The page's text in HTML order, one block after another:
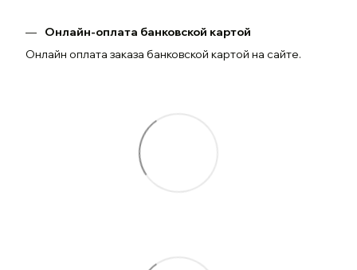
Онлайн-оплата банковской картой
Онлайн оплата заказа банковской картой на сайте.